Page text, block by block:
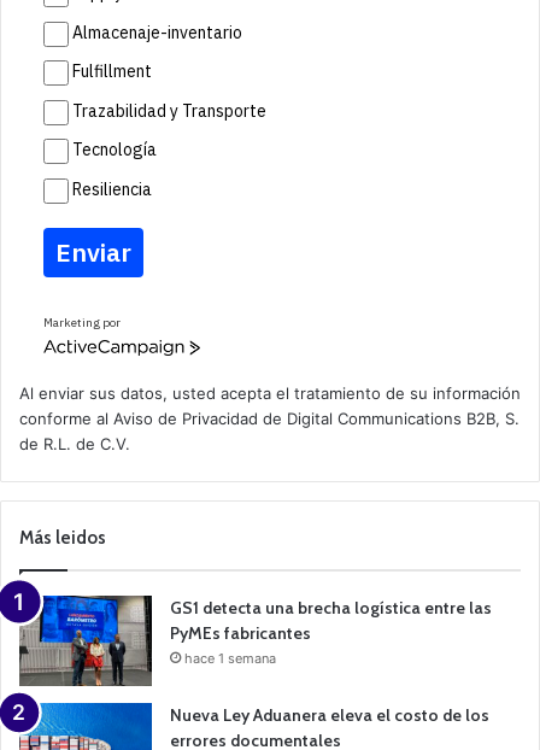
Almacenaje-inventario
Fulfillment
Trazabilidad y Transporte
Tecnología
Resiliencia
Enviar
Marketing por
A
v
e
a
m
a
n
Al enviar sus datos, usted acepta el tratamiento de su información
conforme al Aviso de Privacidad de Digital Communications B2B, S.
de R.L. de C.V.
Más leidos
GS1 detecta una brecha logística entre las
PyMEs fabricantes
hace 1 semana
Nueva Ley Aduanera eleva el costo de los
errores documentales